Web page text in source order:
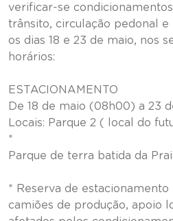
verificar-se
trânsito, circulação pedonal
os dias 18 e 23 de maio, nos
horários:
ESTACIONAMENTO
De 18 de maio (08h00) a 23
Locais: Parque 2 ( local do
*
Parque de terra batida da
* Reserva de
camiões de produção, apoio